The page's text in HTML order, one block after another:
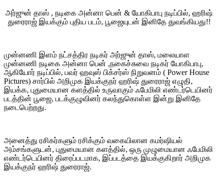
அர்ஜுன் தாஸ் , நடிகை அன்னா பென் & யோகிபாபு நடிப்பில், ஹரிஷ்
துரைராஜ் இயக்கும் புதிய படம், பூஜையுடன் இனிதே துவங்கியது!!
முன்னணி இளம் நட்சத்திர நடிகர் அர்ஜுன் தாஸ், மலையாள
முன்னணி நடிகை அன்னா பென் ,நகைச்சுவை நடிகர் யோகிபாபு,
ஆகியோர் நடிப்பில், பவர் ஹவுஸ் பிக்சர்ஸ் நிறுவனம் ( Power House
Pictures) சார்பில் அறிமுக இயக்குநர் ஹரிஷ் துரைராஜ் எழுதி,
இயக்க, புதுமையான களத்தில் உருவாகும் ஃபேமிலி எண்டர்டெயினர்
படத்தின் பூஜை, படக்குழுவினர் கலந்துகொள்ள இன்று இனிதே
நடைபெற்றது.
அனைத்து ரசிகர்களும் ரசிக்கும் வகையிலான கமர்ஷியல்
அம்சங்களுடன், புதுமையான களத்தில், ஒரு முழுமையான ஃபேமிலி
எண்டர்டெயினர் திரைப்படமாக, இப்படத்தை இயக்குகிறார் அறிமுக
இயக்குநர் ஹரிஷ் துரைராஜ்.